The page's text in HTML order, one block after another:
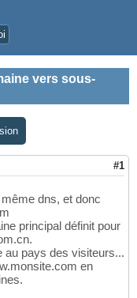
vers sous-
#1
dns, et donc
principal définit pour
au pays des visiteurs...
en